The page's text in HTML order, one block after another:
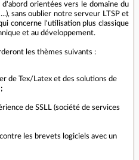
orientées vers le domaine du
sans oublier notre serveur LTSP et
concerne l'utilisation plus classique
et au développement.
les thèmes suivants :
de Tex/Latex et des solutions de
de SSLL (société de services
les brevets logiciels avec un